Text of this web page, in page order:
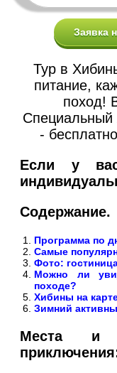
Заявка
Тур в
питание,
поход!
Специальный
-
Если у
Содержание.
Программа по
Самые
Фото:
Можно ли
походе?
Хибины на
Зимний
Места и